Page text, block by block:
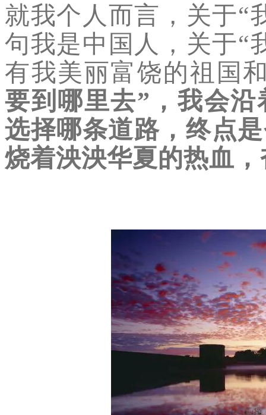
就我个人而言，关于“
句我是中国人，关于“
有我美丽富饶的祖国
要到哪里去”，我会
选择哪条道路，终点
烧着泱泱华夏的热血